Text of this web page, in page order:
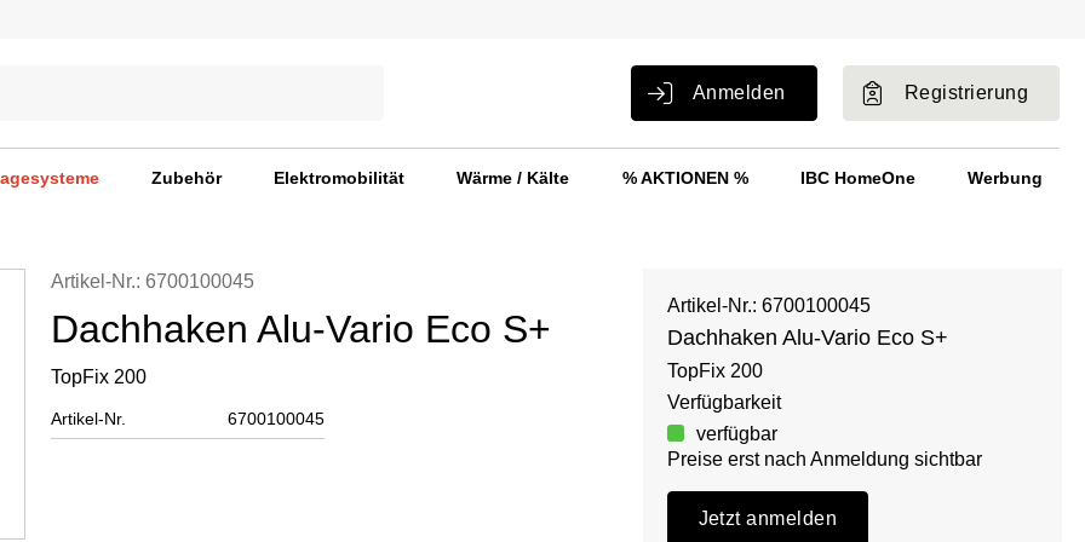
Anmelden Registrierung
Zubehör Elektromobilität Wärme / Kälte % AKTIONEN % IBC HomeOne Werbung
Artikel-Nr.: 6700100045
Dachhaken Alu-Vario Eco S+
TopFix 200
Artikel-Nr. 6700100045
Artikel-Nr.: 6700100045
Dachhaken Alu-Vario Eco S+
TopFix 200
Verfügbarkeit
verfügbar
Preise erst nach Anmeldung sichtbar
Jetzt anmelden